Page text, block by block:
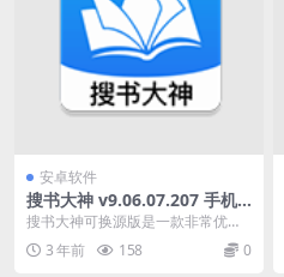
安卓软件
搜书大神 v9.06.07.207 手机
小说阅读软件，去广告清爽版
搜书大神可换源版是一款非常优质
的手机小说阅读软件，软件中有海
量小说资源，各种小说...
3 年前 158 0